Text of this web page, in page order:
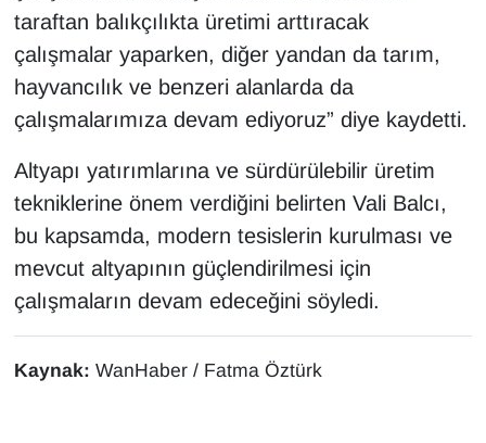
taraftan balıkçılıkta üretimi arttıracak
çalışmalar yaparken, diğer yandan da tarım,
hayvancılık ve benzeri alanlarda da
çalışmalarımıza devam ediyoruz” diye kaydetti.
Altyapı yatırımlarına ve sürdürülebilir üretim
tekniklerine önem verdiğini belirten Vali Balcı,
bu kapsamda, modern tesislerin kurulması ve
mevcut altyapının güçlendirilmesi için
çalışmaların devam edeceğini söyledi.
Kaynak: WanHaber / Fatma Öztürk
Sinema - TV
SİYASET
SPOR
TEBRİK
TEKNOLOJİ
Turizm
VAN'DA SPOR